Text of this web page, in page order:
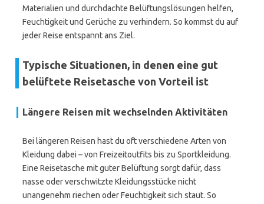
Materialien und durchdachte Belüftungslösungen helfen,
Feuchtigkeit und Gerüche zu verhindern. So kommst du auf
jeder Reise entspannt ans Ziel.
Typische Situationen, in denen eine gut
belüftete Reisetasche von Vorteil ist
Längere Reisen mit wechselnden Aktivitäten
Bei längeren Reisen hast du oft verschiedene Arten von
Kleidung dabei – von Freizeitoutfits bis zu Sportkleidung.
Eine Reisetasche mit guter Belüftung sorgt dafür, dass
nasse oder verschwitzte Kleidungsstücke nicht
unangenehm riechen oder Feuchtigkeit sich staut. So